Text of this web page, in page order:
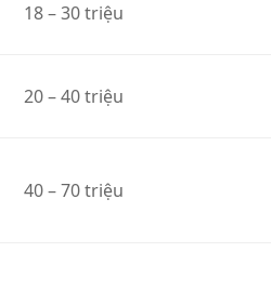
18 – 30 triệu
20 – 40 triệu
40 – 70 triệu